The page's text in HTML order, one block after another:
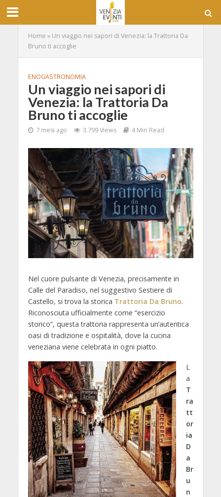
Home » Un viaggio nei sapori di Venezia: la Trattoria Da
Bruno ti accoglie
ENOGASTRONOMIA
Un viaggio nei sapori di
Venezia: la Trattoria Da
Bruno ti accoglie
7 mesi ago 3.799 Views 4 Min Read
Nel cuore pulsante di Venezia, precisamente in
Calle del Paradiso, nel suggestivo Sestiere di
Castello, si trova la storica Trattoria Da Bruno.
Riconosciuta ufficialmente come “esercizio
storico”, questa trattoria rappresenta un’autentica
oasi di tradizione e ospitalità, dove la cucina
veneziana viene celebrata in ogni piatto.
L
a
T
ra
tt
or
ia
D
a
Br
u
n